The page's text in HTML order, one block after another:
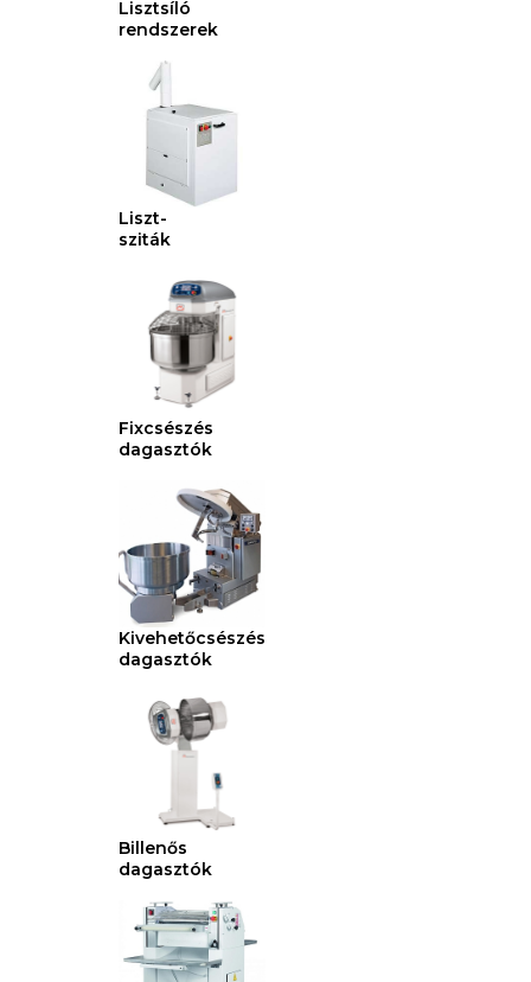
Lisztsíló
rendszerek
Liszt-
sziták
Fixcsészés
dagasztók
Kivehetőcsészés
dagasztók
Billenős
dagasztók